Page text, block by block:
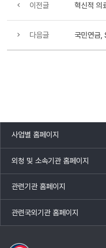
이전글
다음글
사업별 홈페이지
목록
열기
외청 및 소속기관 홈페이지
목록
열기
관련기관 홈페이지
목록
열기
관련국외기관 홈페이지
목록
열기